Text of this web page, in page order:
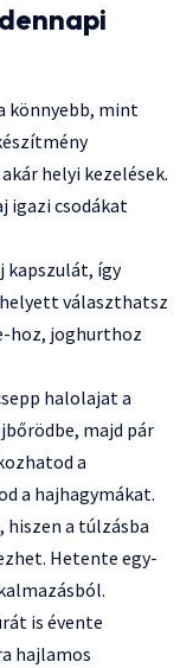
könnyebb, mint
helyi kezelések.
igazi csodákat
kapszulát, így
választhatsz
hoz, joghurthoz
halolajat a
majd pár
a
a hajhagymákat.
hiszen a túlzásba
Hetente egy-
is évente
hajlamos